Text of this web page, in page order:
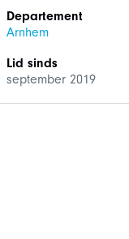
Departement
Arnhem
Lid sinds
september 2019